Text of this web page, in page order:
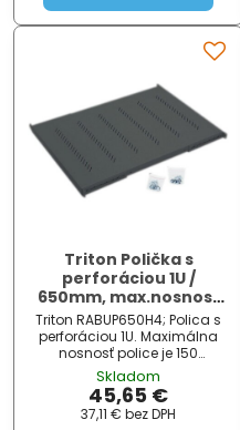
Triton Polička s
perforáciou 1U /
650mm, max.nosnost
150kg, čer.
Triton RABUP650H4; Polica s
perforáciou 1U. Maximálna
nosnosť police je 150
kg. ZÁKLADNÉ
ŠPECIFIKÁCIE; Farba:
čierna; Veľkosť: 19 ", hĺbka 650
mm; Dos ...
Skladom
45,65 €
37,11 € bez DPH